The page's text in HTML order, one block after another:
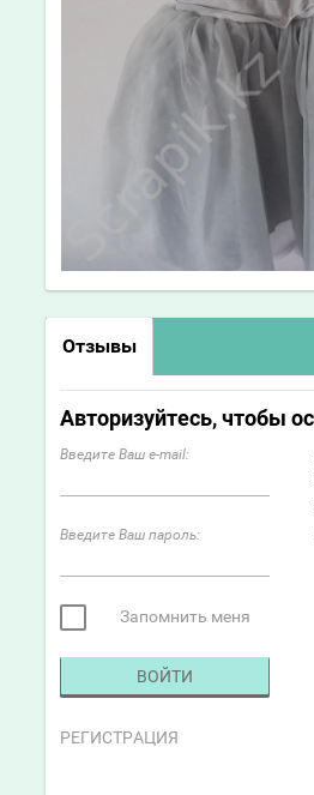
Отзывы
Авторизуйтесь, чтобы
Введите Ваш e-mail:
Введите Ваш пароль:
Запомнить меня
ВОЙТИ
РЕГИСТРАЦИЯ